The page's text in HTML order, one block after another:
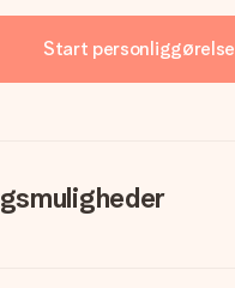
Start personliggørelse